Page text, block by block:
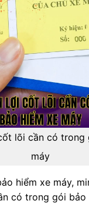
lõi cần có trong
máy
hiểm xe máy,
có trong gói bảo